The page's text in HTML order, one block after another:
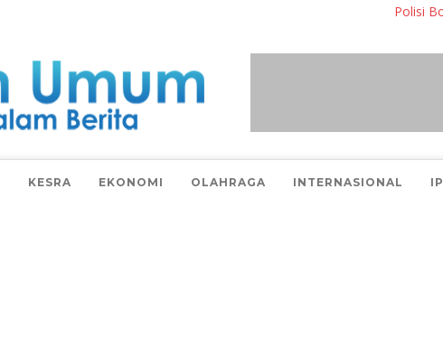
Polisi Bongkar
KESRA EKONOMI OLAHRAGA INTERNASIONAL